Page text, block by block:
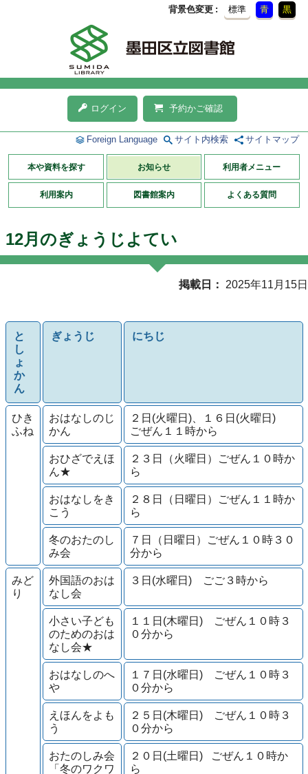
背景色変更 標準 青 黒
ログイン 予約かご確認
Foreign Language サイト内検索 サイトマップ
本や資料を探す お知らせ 利用者メニュー
利用案内 図書館案内 よくある質問
12月のぎょうじよてい
掲載日 2025年11月15日
と
し
ょ
か
ん
ぎょうじ にちじ
ひき
ふね
おはなしのじ
かん
２日(火曜日)、１６日(火曜日)
ごぜん１１時から
おひざでえほ
ん★
２３日（火曜日）ごぜん１０時か
ら
おはなしをき
こう
２８日（日曜日）ごぜん１１時か
ら
冬のおたのし
み会
７日（日曜日）ごぜん１０時３０
分から
みど
り
外国語のおは
なし会
３日(水曜日) ごご３時から
小さい子ども
のためのおは
なし会★
１１日(木曜日) ごぜん１０時３
０分から
おはなしのへ
や
１７日(水曜日) ごぜん１０時３
０分から
えほんをよも
う
２５日(木曜日) ごぜん１０時３
０分から
おたのしみ会
「冬のワクワ
２０日(土曜日) ごぜん１０時か
ら